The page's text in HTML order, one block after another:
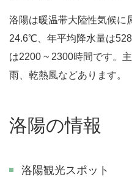
洛陽は暖温帯大陸性気候に
24.6℃、年平均降水量は
は2200 ~ 2300時間です。
雨、乾熱風などあります。
洛陽の情報
洛陽観光スポット